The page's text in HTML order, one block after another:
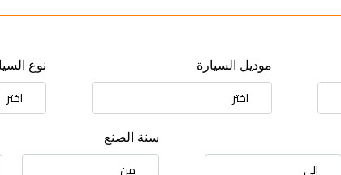
موديل السيارة نوع
سنة الصنع